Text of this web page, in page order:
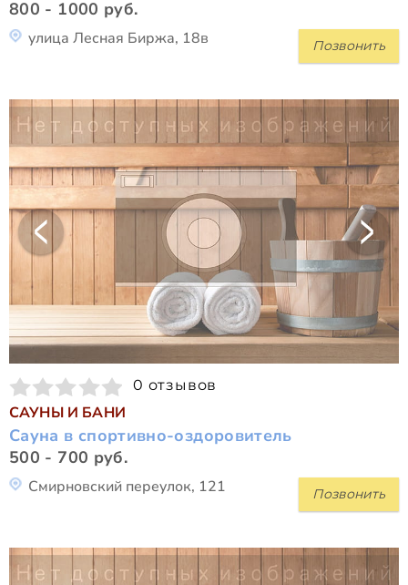
800 - 1000 руб.
Позвонить
улица Лесная Биржа, 18в
0 отзывов
САУНЫ И БАНИ
Сауна в спортивно-оздоровитель
500 - 700 руб.
Позвонить
Смирновский переулок, 121